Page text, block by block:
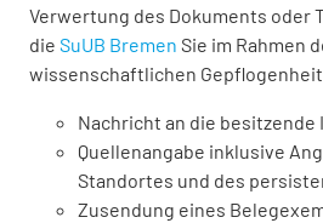
Verwertung des Dokuments oder
die SuUB Bremen Sie im Rahmen
wissenschaftlichen
Nachricht an die
Quellenangabe inklusive
Standortes und des
Zusendung eines